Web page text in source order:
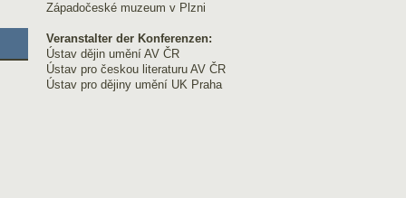
Západočeské muzeum v Plzni
Veranstalter der Konferenzen:
Ústav dějin umění AV ČR
Ústav pro českou literaturu AV ČR
Ústav pro dějiny umění UK Praha